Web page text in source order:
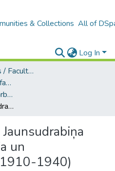
& Collections All of
Log In
B4 – LU fakultātes / Faculties of the UL
A -- Humanitāro zinātņu fakultāte / Faculty of Humanities
Bakalaura un maģistra darbi (HZF) / Bachelor's and Master's theses
Sieviešu tēli Jāņa Jaunsudrabiņa romānos: tipizācija un individualizācija (1910-1940)
un
1940)